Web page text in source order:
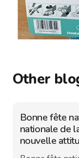
Other
Bonne fête
nationale de
nouvelle